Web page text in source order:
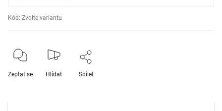
Kód: Zvolte variantu
Zeptat se Hlídat Sdílet